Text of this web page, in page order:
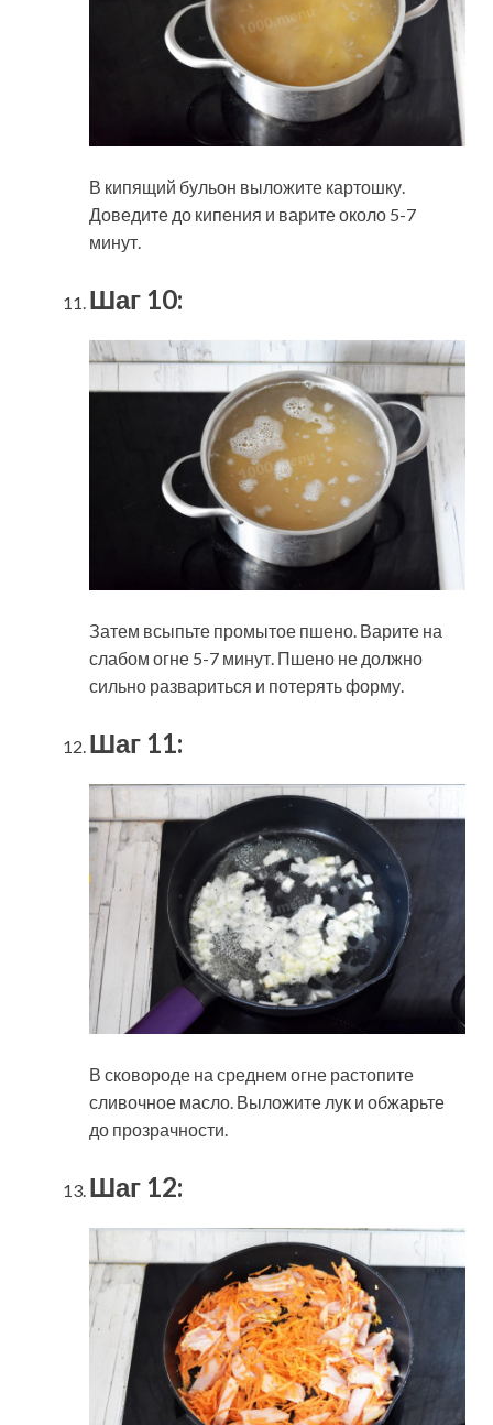
В кипящий бульон выложите картошку.
Доведите до кипения и варите около 5-7
минут.
Шаг 10:
Затем всыпьте промытое пшено. Варите на
слабом огне 5-7 минут. Пшено не должно
сильно развариться и потерять форму.
Шаг 11:
В сковороде на среднем огне растопите
сливочное масло. Выложите лук и обжарьте
до прозрачности.
Шаг 12: